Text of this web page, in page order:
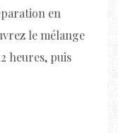
en
le mélange
heures, puis